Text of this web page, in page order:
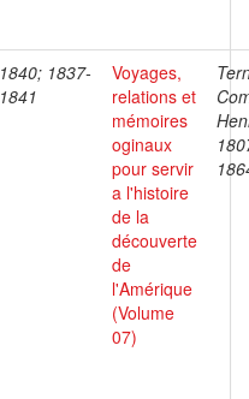
1840; 1837-
1841
Voyages,
relations et
mémoires
oginaux
pour servir
a l'histoire
de la
découverte
de
l'Amérique
(Volume
07)